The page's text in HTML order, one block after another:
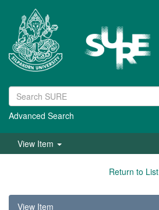
Advanced Search
View Item
Return to List
View Item